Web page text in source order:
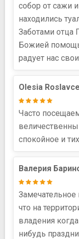
собор от сажи
находились
Заботами отца
Божией
радует нас
Olesia
Часто
спокойное и
Валерия
Замечательное
что на
владения
нибудь